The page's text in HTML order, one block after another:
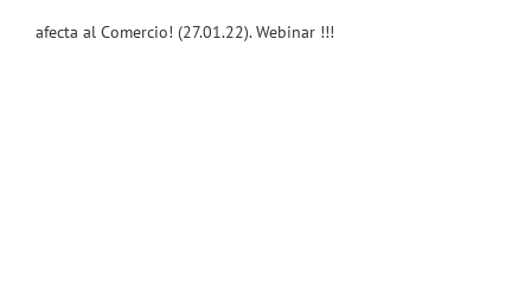
afecta al Comercio! (27.01.22). Webinar !!!